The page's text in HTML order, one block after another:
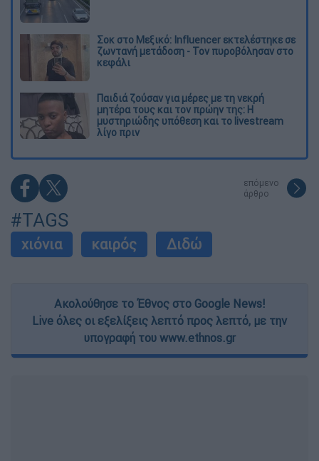
Σοκ στο Μεξικό: Influencer εκτελέστηκε σε
ζωντανή μετάδοση - Τον πυροβόλησαν στο
κεφάλι
Παιδιά ζούσαν για μέρες με τη νεκρή
μητέρα τους και τον πρώην της: Η
μυστηριώδης υπόθεση και το livestream
λίγο πριν
επόμενο
άρθρο
#TAGS
χιόνια καιρός Διδώ
Ακολούθησε το Έθνος στο Google News!
Live όλες οι εξελίξεις λεπτό προς λεπτό, με την
υπογραφή του www.ethnos.gr